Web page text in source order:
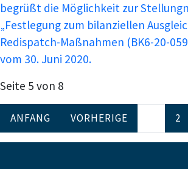
begrüßt die Möglichkeit zur
„Festlegung zum bilanziellen
Redispatch-Maßnahmen (BK6-20-
vom 30. Juni 2020.
Seite 5 von 8
ANFANG VORHERIGE 2